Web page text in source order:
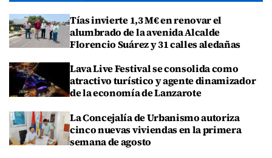
Tías invierte 1,3 M€ en renovar el
alumbrado de la avenida Alcalde
Florencio Suárez y 31 calles aledañas
Lava Live Festival se consolida como
atractivo turístico y agente dinamizador
de la economía de Lanzarote
La Concejalía de Urbanismo autoriza
cinco nuevas viviendas en la primera
semana de agosto